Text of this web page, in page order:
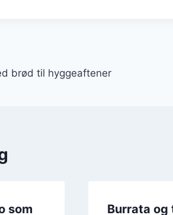
brød til hyggeaftener
som Burrata og